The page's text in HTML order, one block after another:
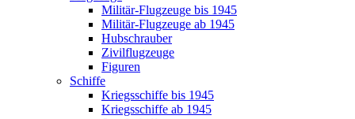
Militär-Flugzeuge bis 1945
Militär-Flugzeuge ab 1945
Hubschrauber
Zivilflugzeuge
Figuren
Schiffe
Kriegsschiffe bis 1945
Kriegsschiffe ab 1945